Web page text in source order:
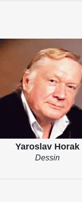
Yaroslav Horak
Dessin